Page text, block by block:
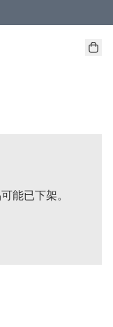
止♫買6件或以上8 折
；買6件或以上85 折；買8件
以上減HKD 32.00；買6
買8件或以上85 折；買12
送貨方式 )
能已下架。